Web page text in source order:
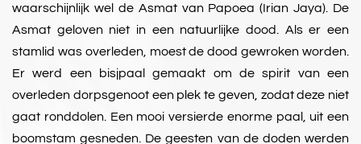
waarschijnlijk wel de Asmat van Papoea (Irian Jaya). De
Asmat geloven niet in een natuurlijke dood. Als er een
stamlid was overleden, moest de dood gewroken worden.
Er werd een bisjpaal gemaakt om de spirit van een
overleden dorpsgenoot een plek te geven, zodat deze niet
gaat ronddolen. Een mooi versierde enorme paal, uit een
boomstam gesneden. De geesten van de doden werden